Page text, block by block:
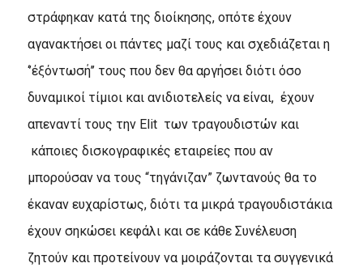
στράφηκαν κατά της διοίκησης, οπότε έχουν
αγανακτήσει οι πάντες μαζί τους και σχεδιάζεται η
‘’έξόντωσή’’ τους που δεν θα αργήσει διότι όσο
δυναμικοί τίμιοι και ανιδιοτελείς να είναι, έχουν
απεναντί τους την Elit των τραγουδιστών και
κάποιες δισκογραφικές εταιρείες που αν
μπορούσαν να τους “τηγάνιζαν” ζωντανούς θα το
έκαναν ευχαρίστως, διότι τα μικρά τραγουδιστάκια
έχουν σηκώσει κεφάλι και σε κάθε Συνέλευση
ζητούν και προτείνουν να μοιράζονται τα συγγενικά